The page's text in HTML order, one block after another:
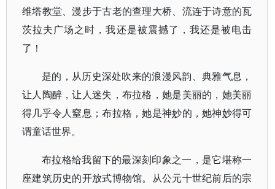
维塔教堂、漫步于古老的查理大桥、流连于诗意的瓦
茨拉夫广场之时，我还是被震撼了，我还是被电击
了！
是的，从历史深处吹来的浪漫风韵、典雅气息，
让人陶醉，让人迷失，布拉格，她是美丽的，她美丽
得几乎令人窒息；布拉格，她是神妙的，她神妙得可
谓童话世界。
布拉格给我留下的最深刻印象之一，是它堪称一
座建筑历史的开放式博物馆。从公元十世纪前后的宗